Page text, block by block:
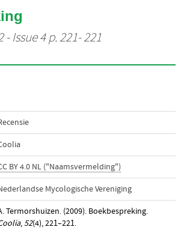
Issue 4 p. 221- 221
BY 4.0 NL ("Naamsvermelding")
Mycologische Vereniging
Termorshuizen. (2009). Boekbespreking.
,52(4), 221–221.